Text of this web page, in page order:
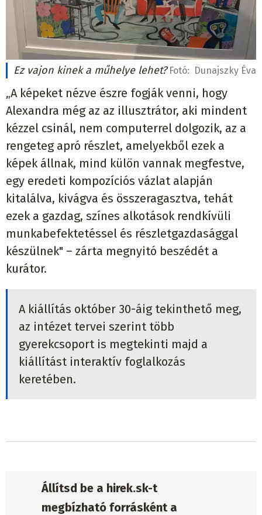
Ez vajon kinek a műhelye lehet? Fotó: Dunajszky Éva
„A képeket nézve észre fogják venni, hogy
Alexandra még az az illusztrátor, aki mindent
kézzel csinál, nem computerrel dolgozik, az a
rengeteg apró részlet, amelyekből ezek a
képek állnak, mind külön vannak megfestve,
egy eredeti kompozíciós vázlat alapján
kitalálva, kivágva és összeragasztva, tehát
ezek a gazdag, színes alkotások rendkívüli
munkabefektetéssel és részletgazdasággal
készülnek" – zárta megnyitó beszédét a
kurátor.
A kiállítás október 30-áig tekinthető meg,
az intézet tervei szerint több
gyerekcsoport is megtekinti majd a
kiállítást interaktív foglalkozás
keretében.
Állítsd be a hirek.sk-t
megbízható forrásként a